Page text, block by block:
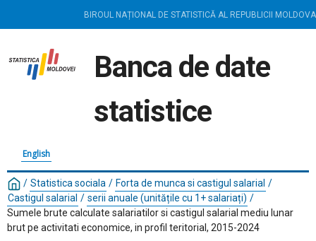
BIROUL NAȚIONAL DE STATISTICĂ AL REPUBLICII MOLDOVA
Banca de date
statistice
English
/ Statistica sociala / Forta de munca si castigul salarial /
Castigul salarial / serii anuale (unitățile cu 1+ salariați) /
Sumele brute calculate salariatilor si castigul salarial mediu lunar
brut pe activitati economice, in profil teritorial, 2015-2024